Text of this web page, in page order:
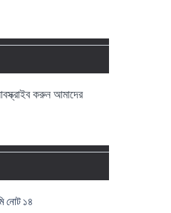
করুন আমাদের
নোট ১৪